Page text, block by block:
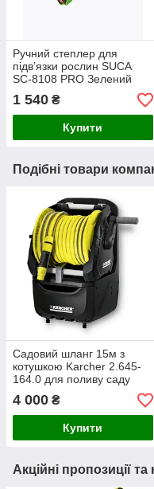
Ручний степлер для
підв’язки рослин SUCA
SC-8108 PRO Зелений
1 540 ₴
Купити
Подібні товари
Садовий шланг 15м з
котушкою Karcher 2.645-
164.0 для поливу саду
4 000 ₴
Купити
Акційні пропозиції